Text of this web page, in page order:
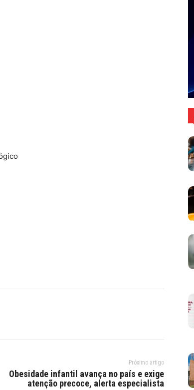
Próximo artigo
Obesidade infantil avança no país e exige
atenção precoce, alerta especialista